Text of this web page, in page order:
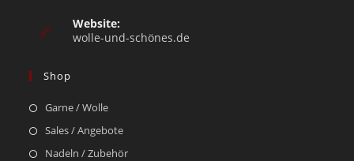
Website:
wolle-und-schönes.de
Shop
Garne / Wolle
Sales / Angebote
Nadeln / Zubehör